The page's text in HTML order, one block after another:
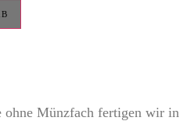
ohne Münzfach fertigen wir in